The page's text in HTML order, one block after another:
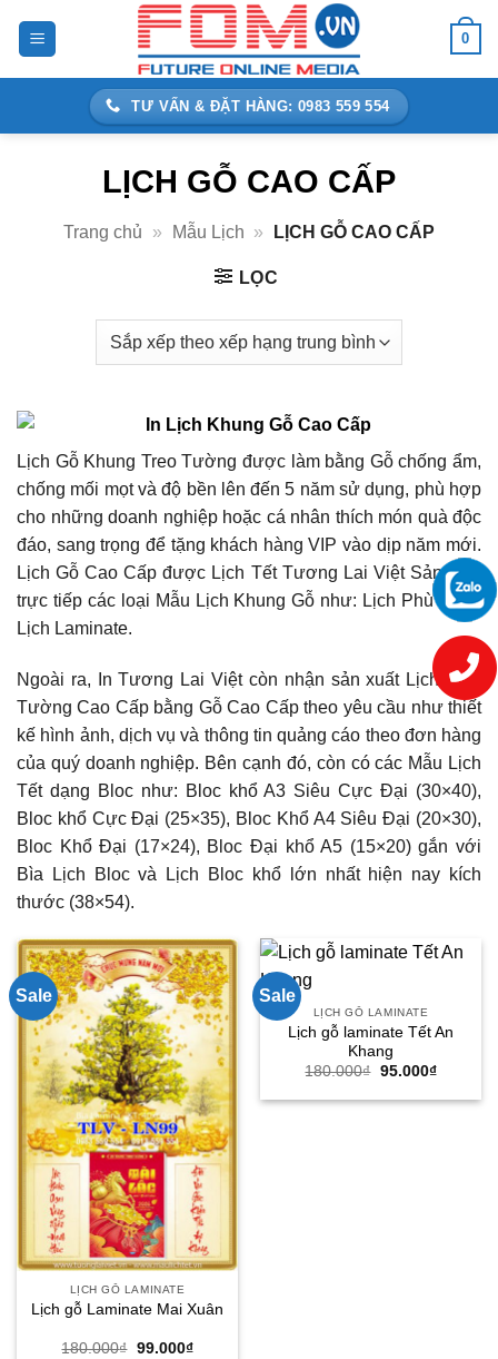
0
TƯ VẤN & ĐẶT HÀNG: 0983 559 554
LỊCH GỖ CAO CẤP
Trang chủ » Mẫu Lịch » LỊCH GỖ CAO CẤP
LỌC
Lịch Gỗ Khung Treo Tường được làm bằng Gỗ chống ẩm,
chống mối mọt và độ bền lên đến 5 năm sử dụng, phù hợp
cho những doanh nghiệp hoặc cá nhân thích món quà độc
đáo, sang trọng để tặng khách hàng VIP vào dịp năm mới.
Lịch Gỗ Cao Cấp được Lịch Tết Tương Lai Việt Sản xuất
trực tiếp các loại Mẫu Lịch Khung Gỗ như: Lịch Phù Điêu,
Lịch Laminate.
Ngoài ra, In Tương Lai Việt còn nhận sản xuất Lịch Treo
Tường Cao Cấp bằng Gỗ Cao Cấp theo yêu cầu như thiết
kế hình ảnh, dịch vụ và thông tin quảng cáo theo đơn hàng
của quý doanh nghiệp. Bên cạnh đó, còn có các Mẫu Lịch
Tết dạng Bloc như: Bloc khổ A3 Siêu Cực Đại (30×40),
Bloc khổ Cực Đại (25×35), Bloc Khổ A4 Siêu Đại (20×30),
Bloc Khổ Đại (17×24), Bloc Đại khổ A5 (15×20) gắn với
Bìa Lịch Bloc và Lịch Bloc khổ lớn nhất hiện nay kích
thước (38×54).
Sale
LỊCH GỖ LAMINATE
Lịch gỗ Laminate Mai Xuân
180.000₫ Giá
99.000₫Giá
Sale
LỊCH GỖ LAMINATE
Lịch gỗ laminate Tết An
Khang
180.000₫ Giá
là:
95.000₫Giá
tại